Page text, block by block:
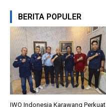
BERITA POPULER
IWO Indonesia Karawang Perkuat